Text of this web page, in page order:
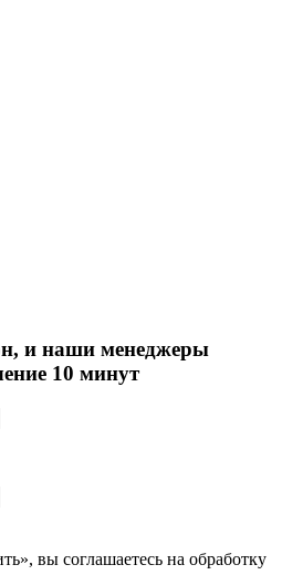
и наши менеджеры
10 минут
вы соглашаетесь на обработку